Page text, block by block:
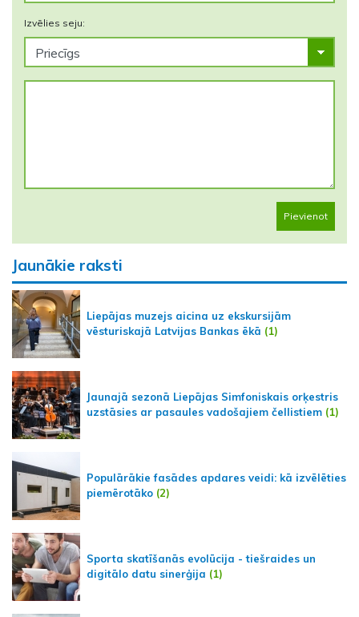
Izvēlies seju:
Pievienot
Jaunākie raksti
Liepājas muzejs aicina uz ekskursijām
vēsturiskajā Latvijas Bankas ēkā (1)
Jaunajā sezonā Liepājas Simfoniskais orķestris
uzstāsies ar pasaules vadošajiem čellistiem (1)
Populārākie fasādes apdares veidi: kā izvēlēties
piemērotāko (2)
Sporta skatīšanās evolūcija - tiešraides un
digitālo datu sinerģija (1)